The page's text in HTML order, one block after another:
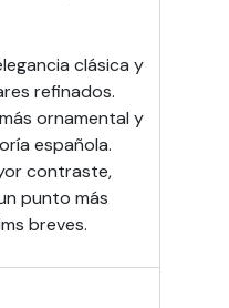
clásica y
refinados.
ornamental y
española.
contraste,
punto más
breves.